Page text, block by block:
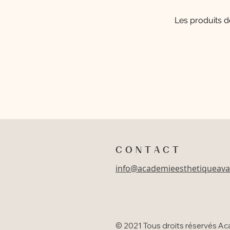
Les produits
C O N T A C T
© 2021 Tous droits réservés